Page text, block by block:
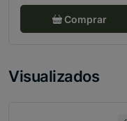
Comprar
Visualizados